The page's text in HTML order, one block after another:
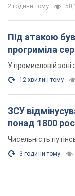
2 години тому
Під атакою
прогриміла
У промисловій зоні
12 хвилин тому
ЗСУ
понад 1800
Чисельність
3 години тому